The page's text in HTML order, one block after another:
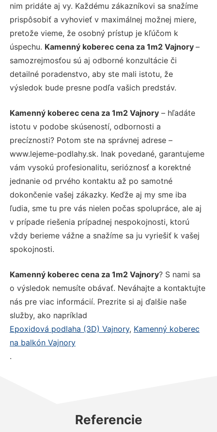
nim pridáte aj vy. Každému zákazníkovi sa snažíme
prispôsobiť a vyhovieť v maximálnej možnej miere,
pretože vieme, že osobný prístup je kľúčom k
úspechu. Kamenný koberec cena za 1m2 Vajnory –
samozrejmosťou sú aj odborné konzultácie či
detailné poradenstvo, aby ste mali istotu, že
výsledok bude presne podľa vašich predstáv.
Kamenný koberec cena za 1m2 Vajnory – hľadáte
istotu v podobe skúseností, odbornosti a
precíznosti? Potom ste na správnej adrese –
www.lejeme-podlahy.sk. Inak povedané, garantujeme
vám vysokú profesionalitu, serióznosť a korektné
jednanie od prvého kontaktu až po samotné
dokončenie vašej zákazky. Keďže aj my sme iba
ľudia, sme tu pre vás nielen počas spolupráce, ale aj
v prípade riešenia prípadnej nespokojnosti, ktorú
vždy berieme vážne a snažíme sa ju vyriešiť k vašej
spokojnosti.
Kamenný koberec cena za 1m2 Vajnory? S nami sa
o výsledok nemusíte obávať. Neváhajte a kontaktujte
nás pre viac informácií. Prezrite si aj ďalšie naše
služby, ako napríklad
Epoxidová podlaha (3D) Vajnory, Kamenný koberec
na balkón Vajnory
.
Referencie